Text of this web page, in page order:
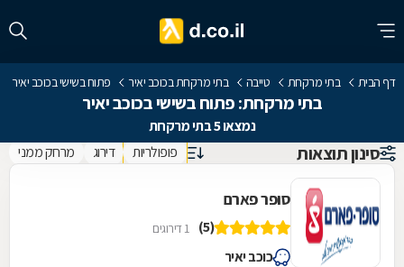
דף הבית בתי מרקחת טייבה בתי מרקחת בכוכב יאיר פתוח בשישי בכוכב יאיר
בתי מרקחת: פתוח בשישי בכוכב יאיר
נמצאו 5 בתי מרקחת
סינון תוצאות פופולריות דירוג מרחק ממני
סופר פארם
(5) 1 דירוגים
כוכב יאיר